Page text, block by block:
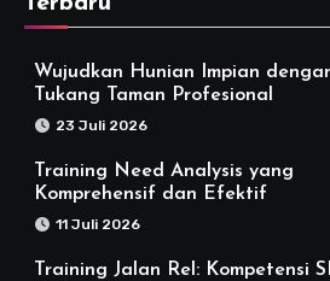
Wujudkan Hunian Impian
Tukang Taman Profesional
23 Juli 2026
Training Need Analysis yang
Komprehensif dan Efektif
11 Juli 2026
Training Jalan Rel: Kompetensi